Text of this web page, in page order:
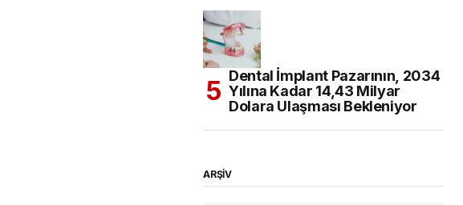
Dental İmplant Pazarının, 2034
Yılına Kadar 14,43 Milyar
Dolara Ulaşması Bekleniyor
ARŞİV